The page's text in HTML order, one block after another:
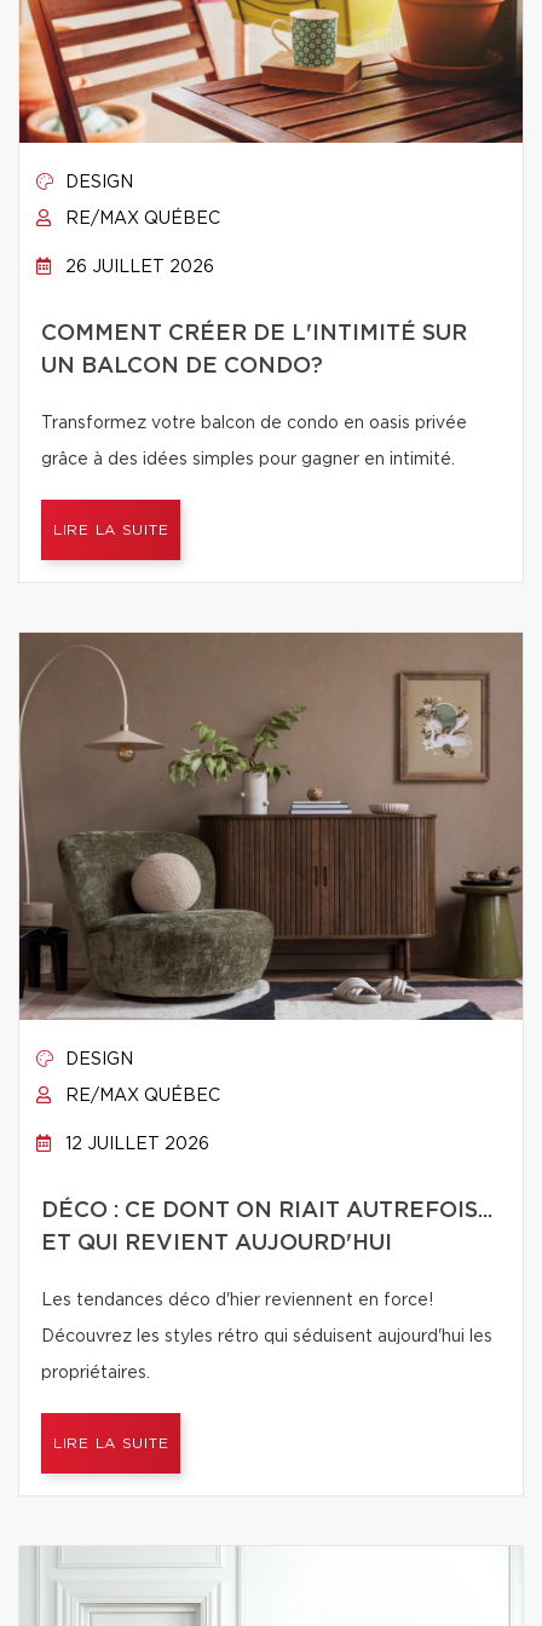
DESIGN
RE/MAX QUÉBEC
26 JUILLET 2026
COMMENT CRÉER DE L'INTIMITÉ SUR
UN BALCON DE CONDO?
Transformez votre balcon de condo en oasis privée
grâce à des idées simples pour gagner en intimité.
LIRE LA SUITE
DESIGN
RE/MAX QUÉBEC
12 JUILLET 2026
DÉCO : CE DONT ON RIAIT AUTREFOIS...
ET QUI REVIENT AUJOURD'HUI
Les tendances déco d'hier reviennent en force!
Découvrez les styles rétro qui séduisent aujourd'hui les
propriétaires.
LIRE LA SUITE